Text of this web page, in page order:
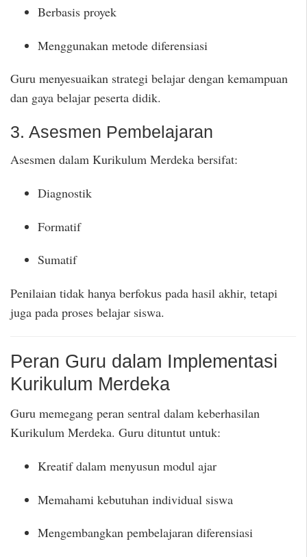
Berbasis proyek
Menggunakan metode diferensiasi
Guru menyesuaikan strategi belajar dengan kemampuan
dan gaya belajar peserta didik.
3. Asesmen Pembelajaran
Asesmen dalam Kurikulum Merdeka bersifat:
Diagnostik
Formatif
Sumatif
Penilaian tidak hanya berfokus pada hasil akhir, tetapi
juga pada proses belajar siswa.
Peran Guru dalam Implementasi
Kurikulum Merdeka
Guru memegang peran sentral dalam keberhasilan
Kurikulum Merdeka. Guru dituntut untuk:
Kreatif dalam menyusun modul ajar
Memahami kebutuhan individual siswa
Mengembangkan pembelajaran diferensiasi